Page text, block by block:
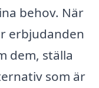
behov. När
erbjudanden
dem, ställa
som är